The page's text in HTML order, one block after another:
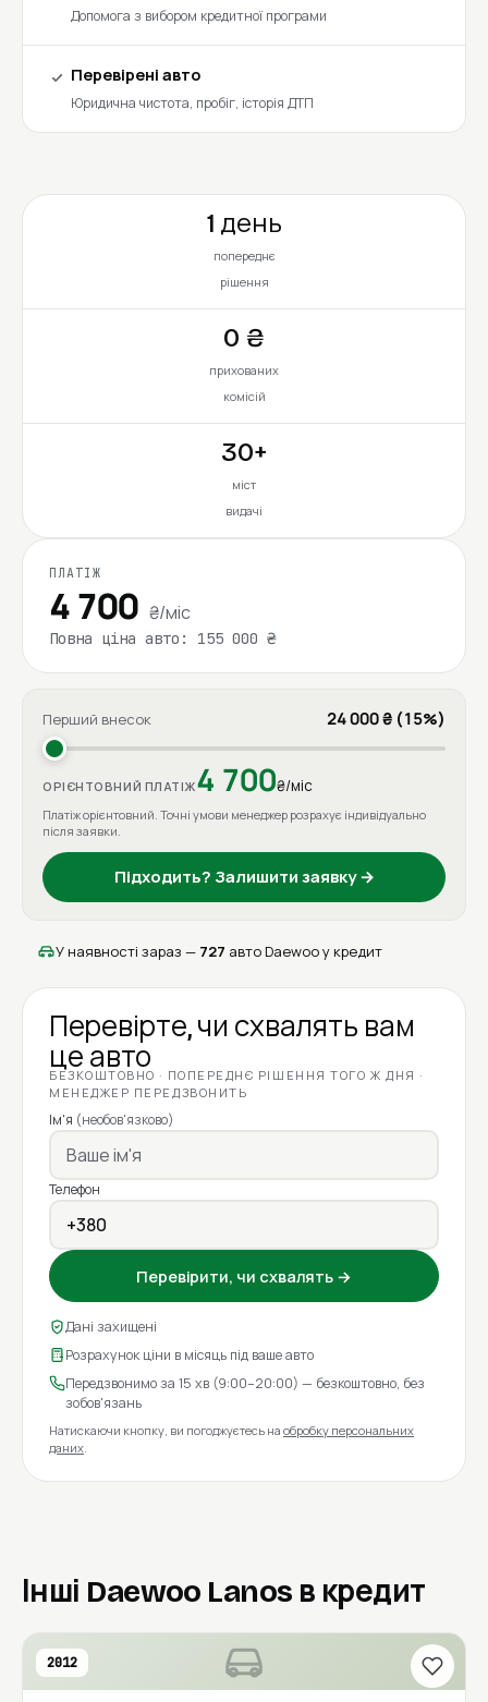
Допомога з вибором кредитної програми
Перевірені авто
Юридична чистота, пробіг, історія ДТП
1 день
попереднє
рішення
0 ₴
прихованих
комісій
30+
міст
видачі
ПЛАТІЖ
4 700 ₴/міс
Повна ціна авто: 155 000 ₴
Перший внесок 24 000 ₴ (15%)
ОРІЄНТОВНИЙ ПЛАТІЖ4 700₴/міс
Платіж орієнтовний. Точні умови менеджер розрахує індивідуально
після заявки.
Підходить? Залишити заявку →
У наявності зараз — 727 авто Daewoo у кредит
Перевірте, чи схвалять вам
це авто
БЕЗКОШТОВНО · ПОПЕРЕДНЄ РІШЕННЯ ТОГО Ж ДНЯ ·
МЕНЕДЖЕР ПЕРЕДЗВОНИТЬ
Ім'я (необов'язково)
Телефон
Перевірити, чи схвалять →
Дані захищені
Розрахунок ціни в місяць під ваше авто
Передзвонимо за 15 хв (9:00–20:00) — безкоштовно, без
зобов'язань
Натискаючи кнопку, ви погоджуєтесь на обробку персональних
даних.
Інші Daewoo Lanos в кредит
2012